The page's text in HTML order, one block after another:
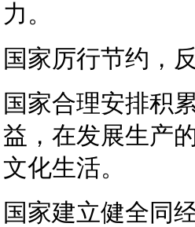
力。
国家厉行节约，
国家合理安排积
益，在发展生产
文化生活。
国家建立健全同